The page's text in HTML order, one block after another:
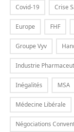
Covid-19 Crise
Europe FHF
Groupe Vyv
Industrie
Inégalités MSA
Médecine Libérale
Négociations